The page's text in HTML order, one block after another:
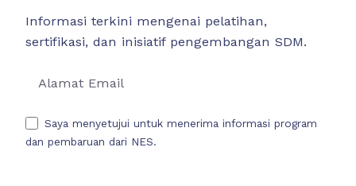
Informasi terkini mengenai pelatihan,
sertifikasi, dan inisiatif pengembangan SDM.
Saya menyetujui untuk menerima informasi program
dan pembaruan dari NES.